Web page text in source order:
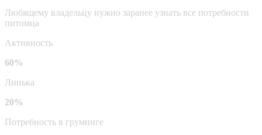
Любящему владельцу нужно заранее узнать все потребности
питомца
Активность
60%
Линька
20%
Потребность в груминге